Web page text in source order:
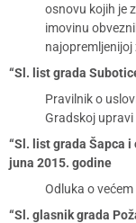
osnovu kojih je
imovinu
najopremljenijoj
“Sl. list grada
Pravilnik o
Gradskoj
“Sl. list grada Šapca i
juna 2015. godine
Odluka o
“Sl. glasnik grada